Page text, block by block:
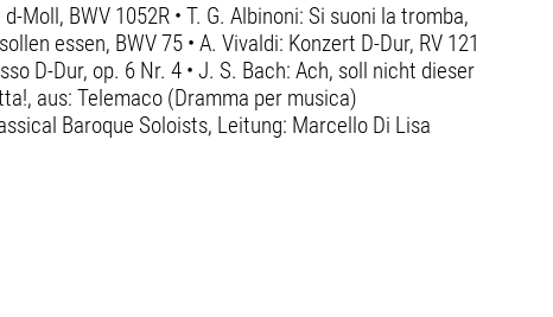
Moll, BWV 1052R • T. G. Albinoni: Si suoni la tromba,
essen, BWV 75 • A. Vivaldi: Konzert D-Dur, RV 121
D-Dur, op. 6 Nr. 4 • J. S. Bach: Ach, soll nicht dieser
aus: Telemaco (Dramma per musica)
Baroque Soloists, Leitung: Marcello Di Lisa